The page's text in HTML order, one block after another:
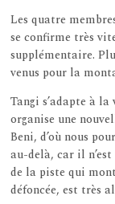
Les quatre
se confirme très
supplémentaire.
venus pour la
Tangi s’adapte à
organise une
Beni, d’où nous
au-delà, car il
de la piste qui
défoncée, est très